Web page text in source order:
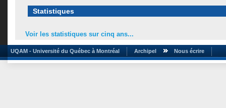
Statistiques
Voir les statistiques sur cinq ans...
UQAM - Université du Québec à Montréal Archipel Nous écrire